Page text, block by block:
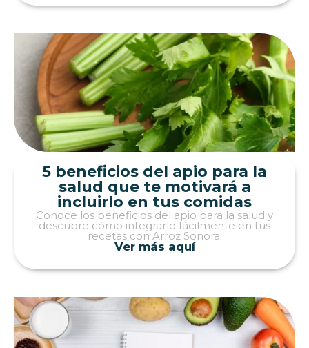
5 beneficios del apio para la
salud que te motivará a
incluirlo en tus comidas
Conoce los beneficios del apio para la salud y
descubre cómo integrarlo fácilmente en tus
recetas con Arroz Sonora.
Ver más aquí